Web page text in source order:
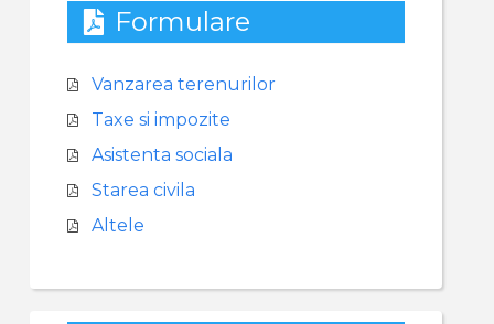
Formulare
Vanzarea terenurilor
Taxe si impozite
Asistenta sociala
Starea civila
Altele